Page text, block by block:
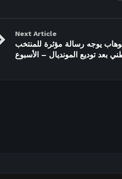
Next Article
يوجه رسالة مؤثرة للمنتخب
بعد توديع المونديال – الأسبوع